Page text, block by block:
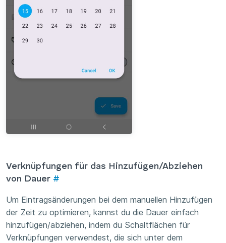
Verknüpfungen für das Hinzufügen/Abziehen
von Dauer #
Um Eintragsänderungen bei dem manuellen Hinzufügen
der Zeit zu optimieren, kannst du die Dauer einfach
hinzufügen/abziehen, indem du Schaltflächen für
Verknüpfungen verwendest, die sich unter dem